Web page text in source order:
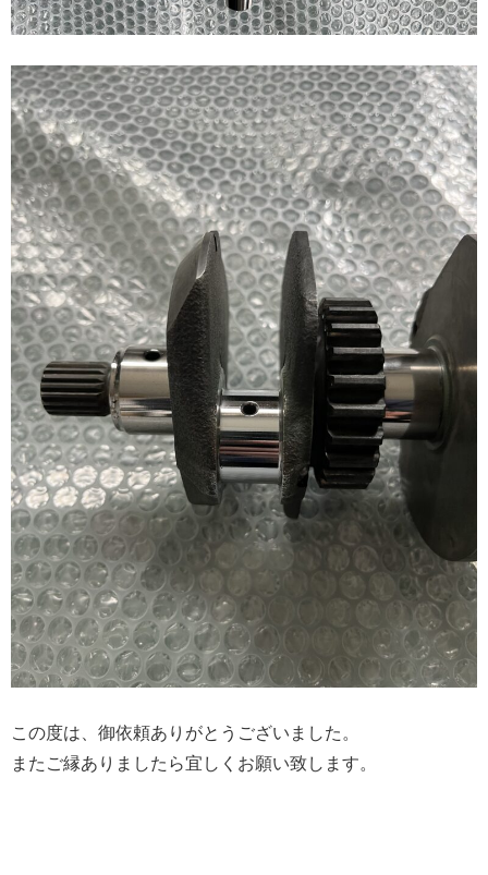
この度は、御依頼ありがとうございました。
またご縁ありましたら宜しくお願い致します。